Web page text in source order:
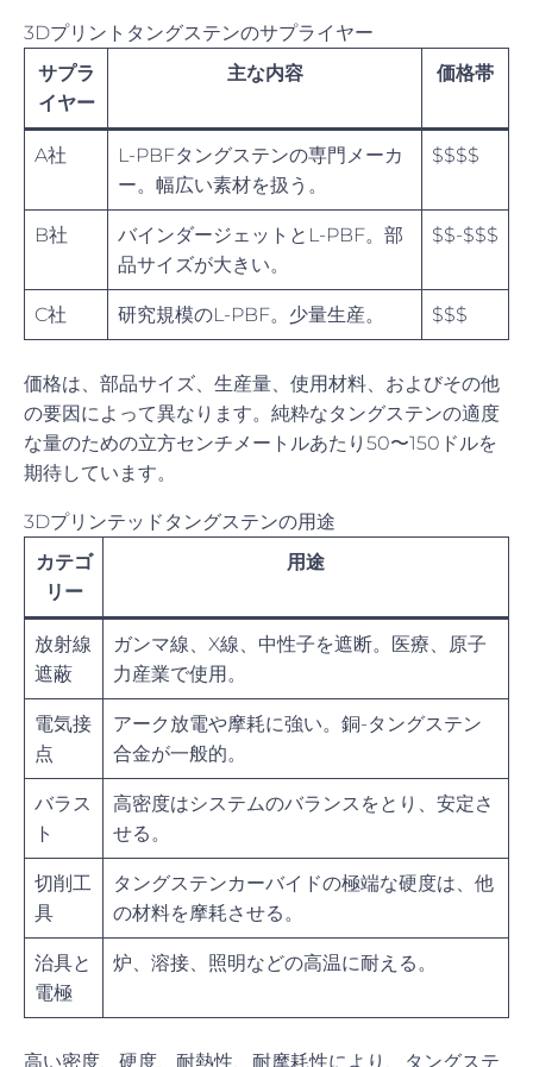
3Dプリントタングステンのサプライヤー
サプラ
イヤー
主な内容 価格帯
A社
L-PBFタングステンの専門メーカ
ー。幅広い素材を扱う。
$$$$
B社
バインダージェットとL-PBF。部
品サイズが大きい。
$$-$$$
C社 研究規模のL-PBF。少量生産。 $$$
価格は、部品サイズ、生産量、使用材料、およびその他
の要因によって異なります。純粋なタングステンの適度
な量のための立方センチメートルあたり50〜150ドルを
期待しています。
3Dプリンテッドタングステンの用途
カテゴ
リー
用途
放射線
遮蔽
ガンマ線、X線、中性子を遮断。医療、原子
力産業で使用。
電気接
点
アーク放電や摩耗に強い。銅-タングステン
合金が一般的。
バラス
ト
高密度はシステムのバランスをとり、安定さ
せる。
切削工
具
タングステンカーバイドの極端な硬度は、他
の材料を摩耗させる。
治具と
電極
炉、溶接、照明などの高温に耐える。
高い密度、硬度、耐熱性、耐摩耗性により、タングステ